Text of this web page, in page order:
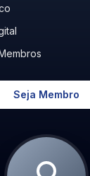
Seja Membro